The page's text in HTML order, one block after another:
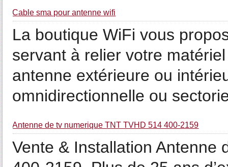
Cable sma pour antenne wifi
La boutique WiFi vous
servant à relier votre
antenne extérieure ou
omnidirectionnelle ou
Antenne de tv numerique TNT TVHD 514 400-2159
Vente & Installation Antenne